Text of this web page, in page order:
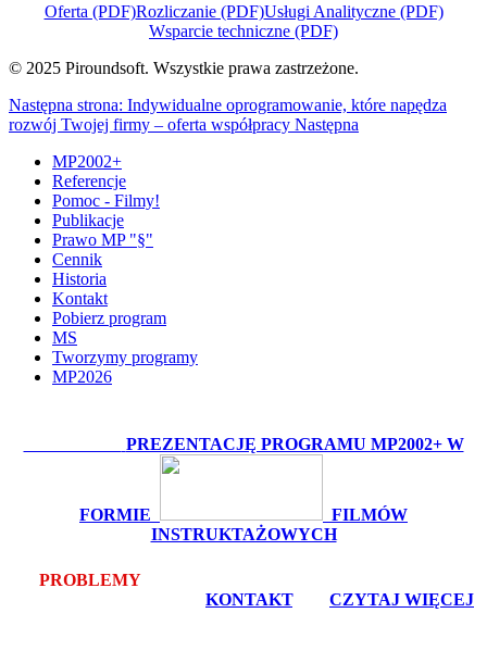
Oferta (PDF)Rozliczanie (PDF)Usługi Analityczne (PDF)
Wsparcie techniczne (PDF)
© 2025 Piroundsoft. Wszystkie prawa zastrzeżone.
Następna strona: Indywidualne oprogramowanie, które napędza
rozwój Twojej firmy – oferta współpracy Następna
MP2002+
Referencje
Pomoc - Filmy!
Publikacje
Prawo MP "§"
Cennik
Historia
Kontakt
Pobierz program
MS
Tworzymy programy
MP2026
PREZENTACJĘ PROGRAMU MP2002+ W
FORMIE
FILMÓW
INSTRUKTAŻOWYCH
PROBLEMYZ POBRANIEM LUB INSTALACJĄ? -
KONTAKT, lub CZYTAJ WIĘCEJ